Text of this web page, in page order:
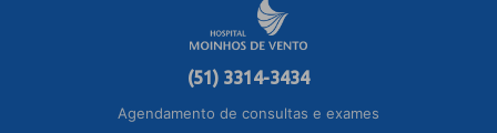
(51) 3314-3434
Agendamento de consultas e exames